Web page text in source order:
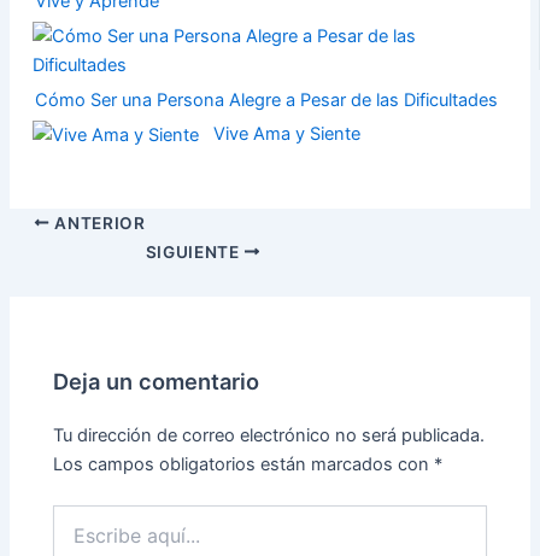
Cómo Ser una Persona Alegre a Pesar de las Dificultades
Vive Ama y Siente
ANTERIOR
SIGUIENTE
Deja un comentario
Tu dirección de correo electrónico no será publicada.
Los campos obligatorios están marcados con *
aquí...